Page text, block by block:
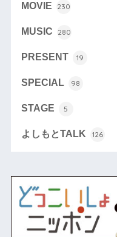
MOVIE 230
MUSIC 280
PRESENT 19
SPECIAL 98
STAGE 5
よしもとTALK 126